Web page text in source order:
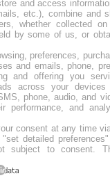
and access
etc.), combine and
whether collected
by some of us, or
preferences,
and emails, phone,
and offering you
across your devices
phone, audio, and
performance, and
consent at any time
"set detailed
subject to consent.